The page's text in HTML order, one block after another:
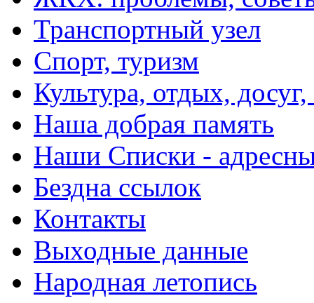
Транспортный узел
Спорт, туризм
Культура, отдых,
Наша добрая память
Наши Списки -
Бездна ссылок
Контакты
Выходные данные
Народная летопись